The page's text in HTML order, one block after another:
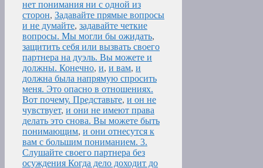
нет понимания ни с одной из
сторон, Задавайте прямые вопросы
и не думайте, задавайте четкие
вопросы. Мы могли бы ожидать,
защитить себя или вызвать своего
партнера на дуэль. Вы можете и
должны. Конечно, и, и вам, и
должна была напрямую спросить
меня. Это опасно в отношениях.
Вот почему. Представьте, и он не
чувствует, и они не имеют права
делать это снова. Вы можете быть
понимающим, и они отнесутся к
вам с большим пониманием. 3.
Слушайте своего партнера без
осуждения Когда дело доходит до